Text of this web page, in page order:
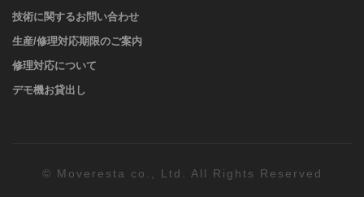
技術に関するお問い合わせ
生産/修理対応期限のご案内
修理対応について
デモ機お貸出し
© Moveresta co., Ltd. All Rights Reserved